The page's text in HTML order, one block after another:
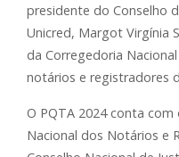
presidente do Conselho
Unicred, Margot Virgínia
da Corregedoria
notários e registradores
O PQTA 2024 conta
Nacional dos Notários e